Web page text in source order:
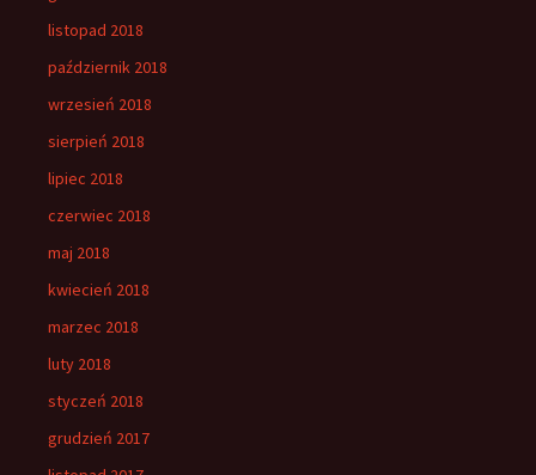
listopad 2018
październik 2018
wrzesień 2018
sierpień 2018
lipiec 2018
czerwiec 2018
maj 2018
kwiecień 2018
marzec 2018
luty 2018
styczeń 2018
grudzień 2017